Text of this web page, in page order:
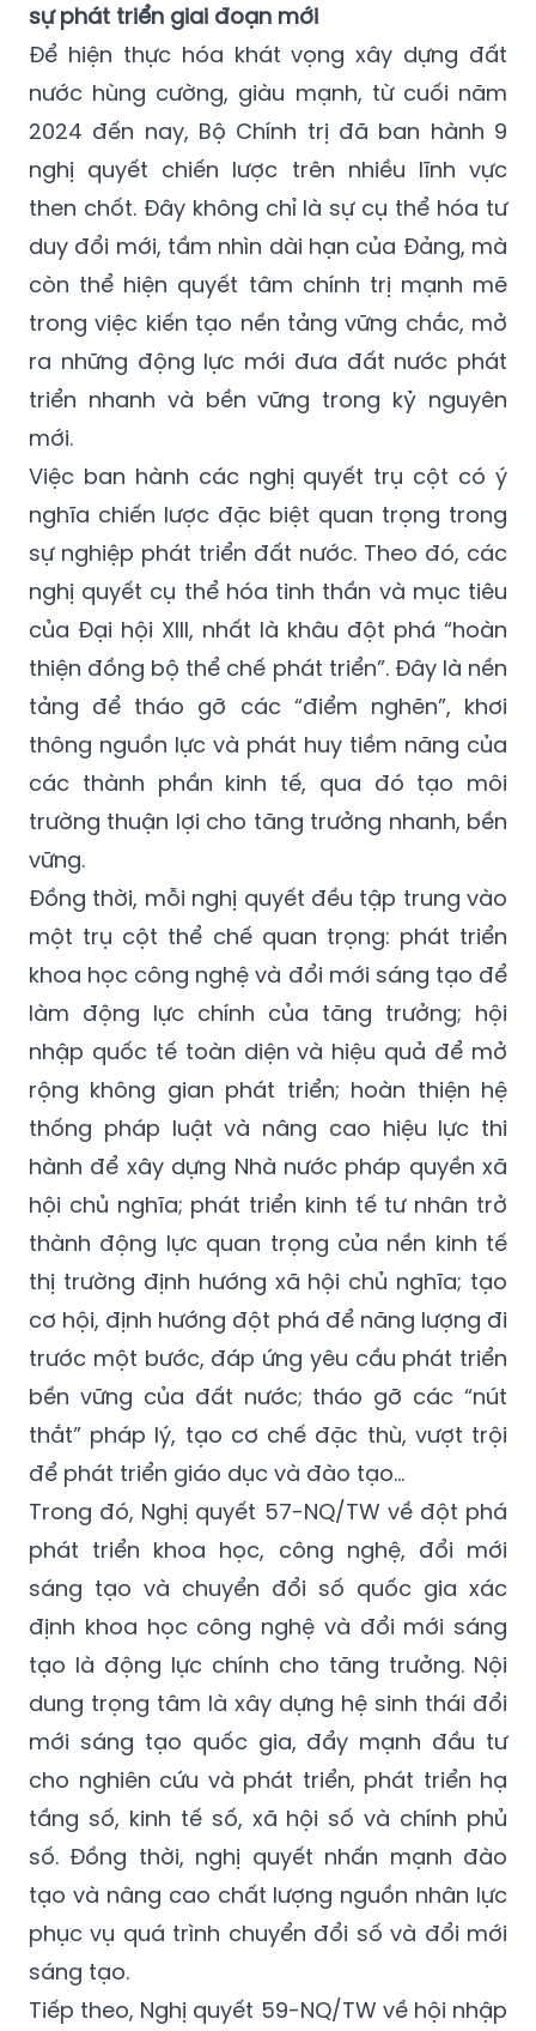
sự phát triển giai đoạn mới
Để hiện thực hóa khát vọng xây dựng đất
nước hùng cường, giàu mạnh, từ cuối năm
2024 đến nay, Bộ Chính trị đã ban hành 9
nghị quyết chiến lược trên nhiều lĩnh vực
then chốt. Đây không chỉ là sự cụ thể hóa tư
duy đổi mới, tầm nhìn dài hạn của Đảng, mà
còn thể hiện quyết tâm chính trị mạnh mẽ
trong việc kiến tạo nền tảng vững chắc, mở
ra những động lực mới đưa đất nước phát
triển nhanh và bền vững trong kỷ nguyên
mới.
Việc ban hành các nghị quyết trụ cột có ý
nghĩa chiến lược đặc biệt quan trọng trong
sự nghiệp phát triển đất nước. Theo đó, các
nghị quyết cụ thể hóa tinh thần và mục tiêu
của Đại hội XIII, nhất là khâu đột phá “hoàn
thiện đồng bộ thể chế phát triển”. Đây là nền
tảng để tháo gỡ các “điểm nghẽn”, khơi
thông nguồn lực và phát huy tiềm năng của
các thành phần kinh tế, qua đó tạo môi
trường thuận lợi cho tăng trưởng nhanh, bền
vững.
Đồng thời, mỗi nghị quyết đều tập trung vào
một trụ cột thể chế quan trọng: phát triển
khoa học công nghệ và đổi mới sáng tạo để
làm động lực chính của tăng trưởng; hội
nhập quốc tế toàn diện và hiệu quả để mở
rộng không gian phát triển; hoàn thiện hệ
thống pháp luật và nâng cao hiệu lực thi
hành để xây dựng Nhà nước pháp quyền xã
hội chủ nghĩa; phát triển kinh tế tư nhân trở
thành động lực quan trọng của nền kinh tế
thị trường định hướng xã hội chủ nghĩa; tạo
cơ hội, định hướng đột phá để năng lượng đi
trước một bước, đáp ứng yêu cầu phát triển
bền vững của đất nước; tháo gỡ các “nút
thắt” pháp lý, tạo cơ chế đặc thù, vượt trội
để phát triển giáo dục và đào tạo...
Trong đó, Nghị quyết 57-NQ/TW về đột phá
phát triển khoa học, công nghệ, đổi mới
sáng tạo và chuyển đổi số quốc gia xác
định khoa học công nghệ và đổi mới sáng
tạo là động lực chính cho tăng trưởng. Nội
dung trọng tâm là xây dựng hệ sinh thái đổi
mới sáng tạo quốc gia, đẩy mạnh đầu tư
cho nghiên cứu và phát triển, phát triển hạ
tầng số, kinh tế số, xã hội số và chính phủ
số. Đồng thời, nghị quyết nhấn mạnh đào
tạo và nâng cao chất lượng nguồn nhân lực
phục vụ quá trình chuyển đổi số và đổi mới
sáng tạo.
Tiếp theo, Nghị quyết 59-NQ/TW về hội nhập